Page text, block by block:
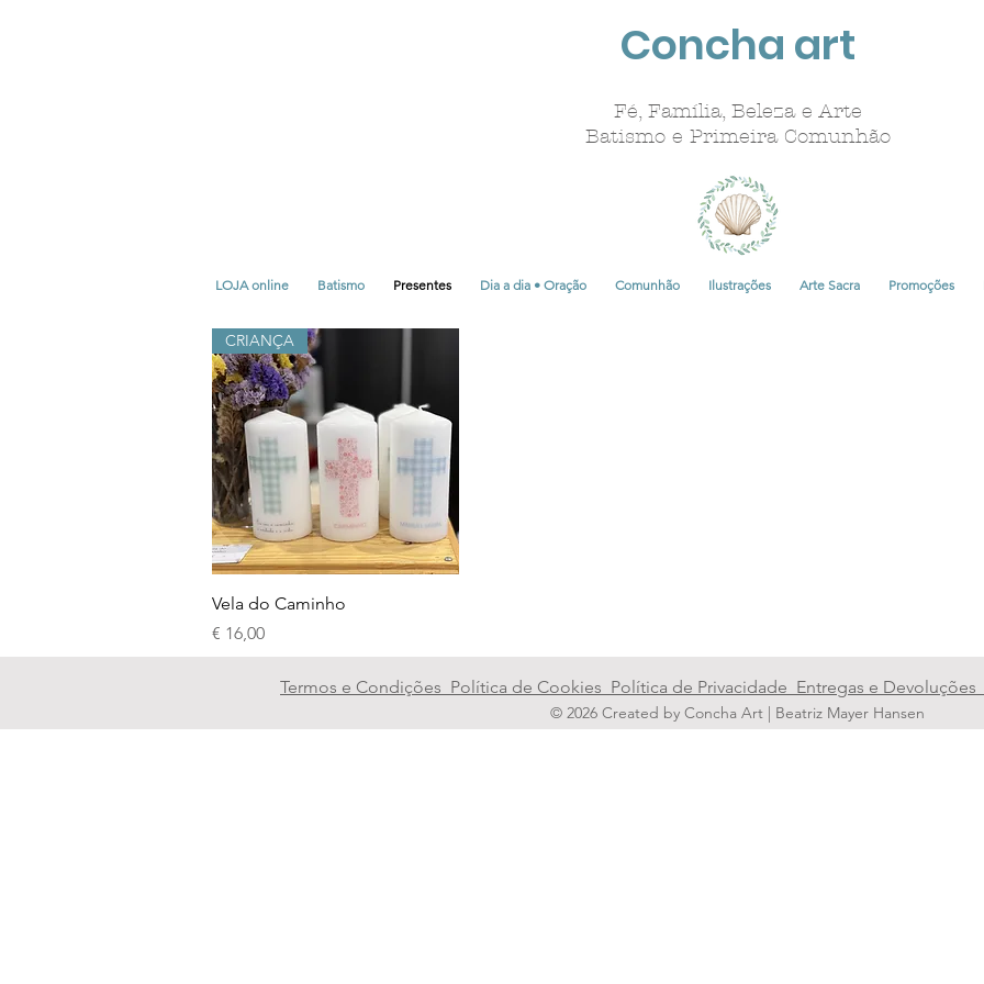
Concha art
Fé, Família, Beleza e Arte
Batismo e Primeira Comunhão
LOJA online Batismo Presentes Dia a dia • Oração Comunhão Ilustrações Arte Sacra Promoções
Visualização rápida
CRIANÇA
Vela do Caminho
Preço
€ 16,00
Termos e Condições Política de Cookies Política de Privacidade Entregas e Devoluções
© 2026 Created by Concha Art | Beatriz Mayer Hansen